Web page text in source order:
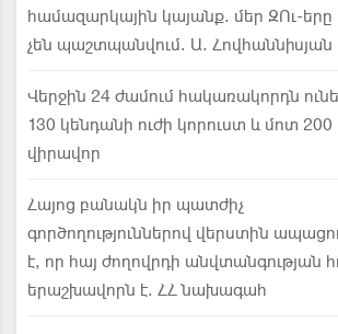
համազարկային կայանք. մեր ԶՈւ-երը
չեն պաշտպանվում. Ա. Հովհաննիսյան
Վերջին 24 ժամում հակառակորդն
130 կենդանի ուժի կորուստ և մոտ 200
վիրավոր
Հայոց բանակն իր պատժիչ
գործողություններով վերստին
է, որ հայ ժողովրդի անվտանգության
երաշխավորն է. ՀՀ նախագահ